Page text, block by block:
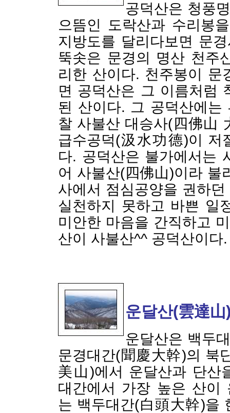
공덕산은 청풍
으뜸인 도락산과 수리봉
지방도를 달리다보면 문
뚝솟은 문경의 명산 천주
리한 산이다. 천주봉이 문
면 공덕산은 그 이름처럼
된 산이다. 그 공덕산에는
찰 사불산 대승사(四佛山
급수공덕(汲水功德)이 저
다. 공덕산은 불가에서는
어 사불산(四佛山)이라 불
사에서 점심공양을 권하
실천하지 못하고 바쁜 일
미안한 마음을 간직하고
산이 사불산^^ 공덕산이다.
운달산(雲達山
운달산은 백두
문경대간(聞慶大幹)의 북
美山)에서 운달산과 단산
대간에서 가장 높은 산이
는 백두대간(白頭大幹)을